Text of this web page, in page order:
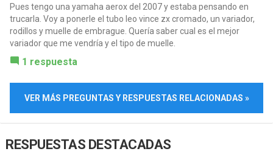
Pues tengo una yamaha aerox del 2007 y estaba pensando en
trucarla. Voy a ponerle el tubo leo vince zx cromado, un variador,
rodillos y muelle de embrague. Quería saber cual es el mejor
variador que me vendría y el tipo de muelle.
1 respuesta
VER MÁS PREGUNTAS Y RESPUESTAS RELACIONADAS »
RESPUESTAS DESTACADAS